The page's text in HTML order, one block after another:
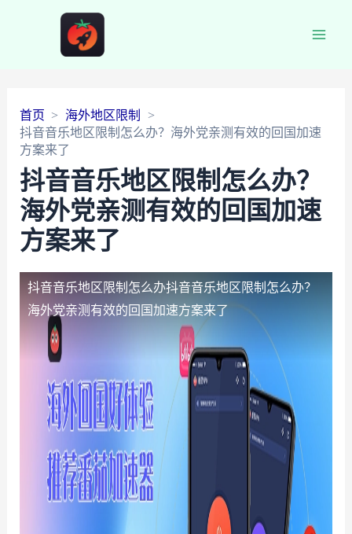
首页
海外地区限制
抖音音乐地区限制怎么办？海外党亲测有效的回国加速
方案来了
抖音音乐地区限制怎么办？
海外党亲测有效的回国加速
方案来了
抖音音乐地区限制怎么办抖音音乐地区限制怎么办？
海外党亲测有效的回国加速方案来了